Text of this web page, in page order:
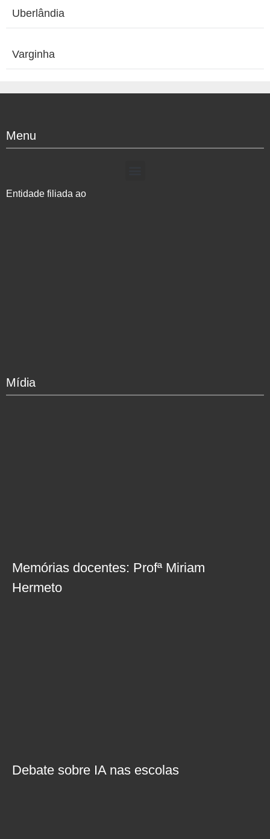
Uberlândia
Varginha
Menu
Entidade filiada ao
Mídia
Memórias docentes: Profª Miriam
Hermeto
Debate sobre IA nas escolas